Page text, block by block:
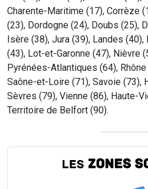
Charente-Maritime (17), Corrèze
(23), Dordogne (24), Doubs (25),
Isère (38), Jura (39), Landes
(43), Lot-et-Garonne (47), Nièvre
Pyrénées-Atlantiques (64),
Saône-et-Loire (71), Savoie (73),
Sèvres (79), Vienne (86), Haute-
Territoire de Belfort (90).